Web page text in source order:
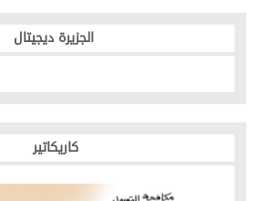
الجزيرة ديجيتال
كاريكاتير